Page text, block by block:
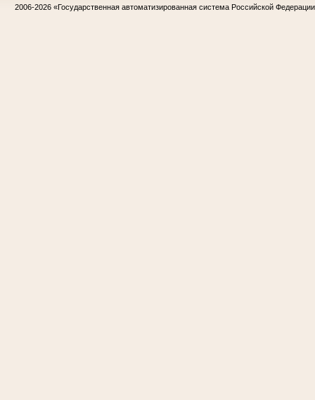
2006-2026 «Государственная автоматизированная система Российской